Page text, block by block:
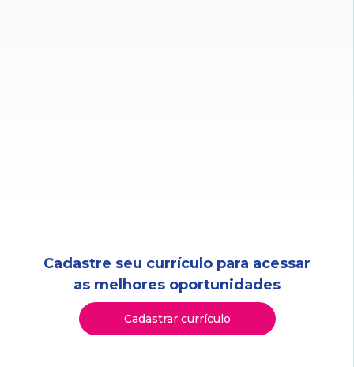
Cadastre seu currículo para acessar
as melhores oportunidades
Cadastrar currículo